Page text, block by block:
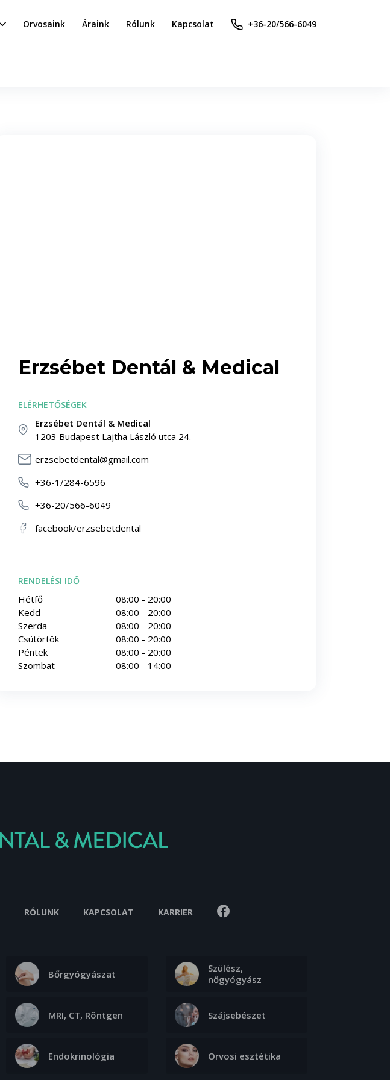
Orvosaink Áraink Rólunk Kapcsolat +36-20/566-6049
Erzsébet Dentál & Medical
ELÉRHETŐSÉGEK
Erzsébet Dentál & Medical
1203 Budapest Lajtha László utca 24.
erzsebetdental@gmail.com
+36-1/284-6596
+36-20/566-6049
facebook/erzsebetdental
RENDELÉSI IDŐ
Hétfő
08:00 - 20:00
Kedd
08:00 - 20:00
Szerda
08:00 - 20:00
Csütörtök
08:00 - 20:00
Péntek
08:00 - 20:00
Szombat
08:00 - 14:00
RÓLUNK KAPCSOLAT KARRIER
Bőrgyógyászat
Szülész,
nőgyógyász
MRI, CT, Röntgen Szájsebészet
Endokrinológia Orvosi esztétika